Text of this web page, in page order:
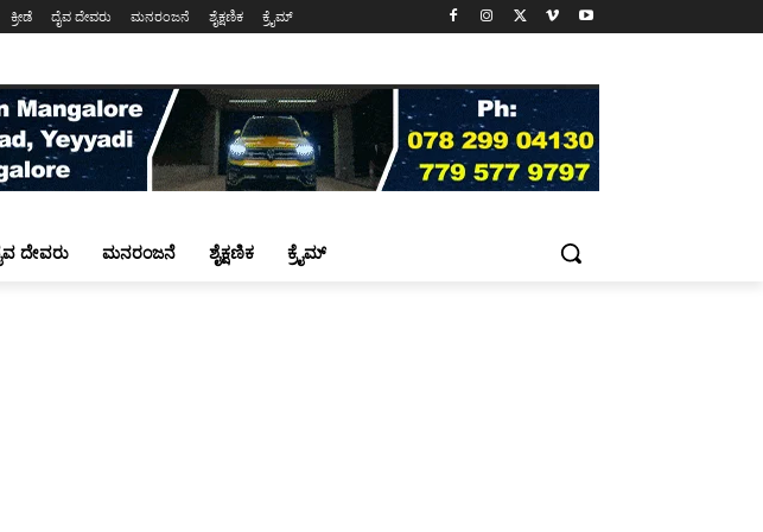
ಕ್ರೀಡೆ ದೈವ ದೇವರು ಮನರಂಜನೆ ಶೈಕ್ಷಣಿಕ ಕ್ರೈಮ್
ದೇವರು ಮನರಂಜನೆ ಶೈಕ್ಷಣಿಕ ಕ್ರೈಮ್